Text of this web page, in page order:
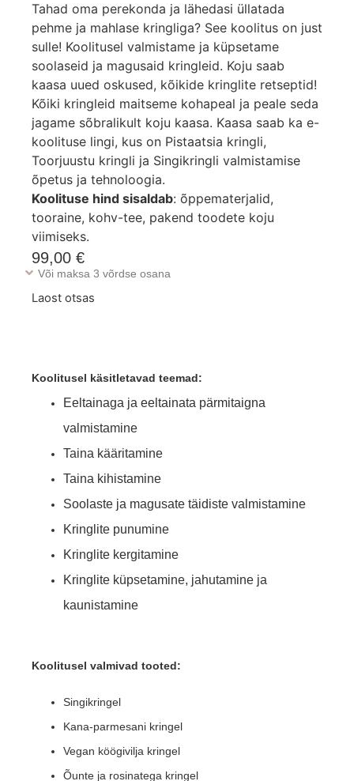
Tahad oma perekonda ja lähedasi üllatada
pehme ja mahlase kringliga? See koolitus on just
sulle! Koolitusel valmistame ja küpsetame
soolaseid ja magusaid kringleid. Koju saab
kaasa uued oskused, kõikide kringlite retseptid!
Kõiki kringleid maitseme kohapeal ja peale seda
jagame sõbralikult koju kaasa. Kaasa saab ka e-
koolituse lingi, kus on Pistaatsia kringli,
Toorjuustu kringli ja Singikringli valmistamise
õpetus ja tehnoloogia.
Koolituse hind sisaldab: õppematerjalid,
tooraine, kohv-tee, pakend toodete koju
viimiseks.
99,00 €
Või maksa 3 võrdse osana
Laost otsas
Koolitusel käsitletavad teemad:
Eeltainaga ja eeltainata pärmitaigna
valmistamine
Taina kääritamine
Taina kihistamine
Soolaste ja magusate täidiste valmistamine
Kringlite punumine
Kringlite kergitamine
Kringlite küpsetamine, jahutamine ja
kaunistamine
Koolitusel valmivad tooted:
Singikringel
Kana-parmesani kringel
Vegan köögivilja kringel
Õunte ja rosinatega kringel